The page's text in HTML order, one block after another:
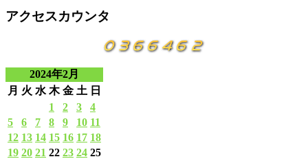
アクセスカウンタ
2024年2月
月 火 水 木 金 土 日
1
2 3
4
5
6 7 8 9 10 11
12 13 14 15 16 17 18
19 20 21 22 23 24 25